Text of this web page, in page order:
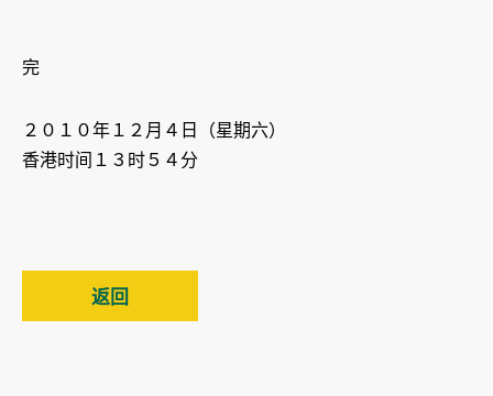
完
２０１０年１２月４日（星期六）
香港时间１３时５４分
返回